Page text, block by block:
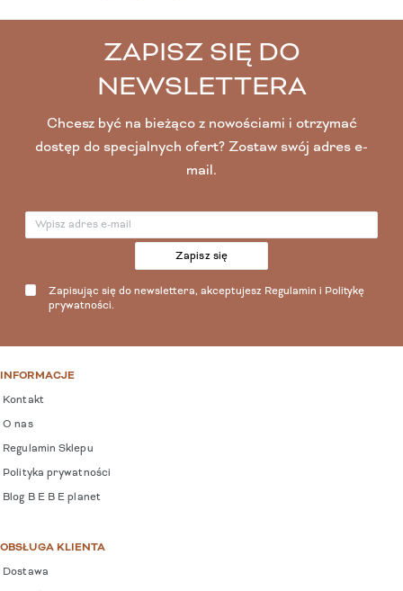
ZAPISZ SIĘ DO
NEWSLETTERA
Chcesz być na bieżąco z nowościami i otrzymać
dostęp do specjalnych ofert? Zostaw swój adres e-
mail.
Zapisz się
Zapisując się do newslettera, akceptujesz Regulamin i Politykę
prywatności.
INFORMACJE
Kontakt
O nas
Regulamin Sklepu
Polityka prywatności
Blog B E B E planet
OBSŁUGA KLIENTA
Dostawa